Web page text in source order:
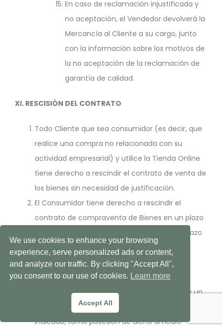
En caso de reclamación injustificada y
no aceptación, el Vendedor devolverá la
Mercancía al Cliente a su cargo, junto
con la información sobre los motivos de
la no aceptación de la reclamación de
garantía de calidad.
XI. RESCISIÓN DEL CONTRATO
Todo Cliente que sea consumidor (es decir, que
realice una compra no relacionada con su
actividad empresarial) y utilice la Tienda Online
tiene derecho a rescindir el contrato de venta de
los bienes sin necesidad de justificación.
El Consumidor tiene derecho a rescindir el
contrato de compraventa de Bienes en un plazo
de 14 días sin necesidad de justificación. El plazo
para rescindir el contrato vence a los 14 días
desde la fecha en que el Consumidor tomó
posesión del último artículo entregado en el
marco de un Pedido o desde la fecha en que un
tercero, distinto del transportista y por él
indicado, tomó posesión de dicho artículo.
We use cookies to enhance your browsing
experience, serve personalized ads or content,
and analyze our traffic. By clicking "Accept All",
you consent to our use of cookies. Learn more
Accept All